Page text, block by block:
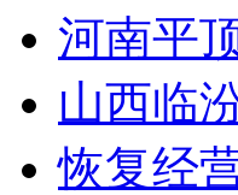
河南平
山西临
恢复经